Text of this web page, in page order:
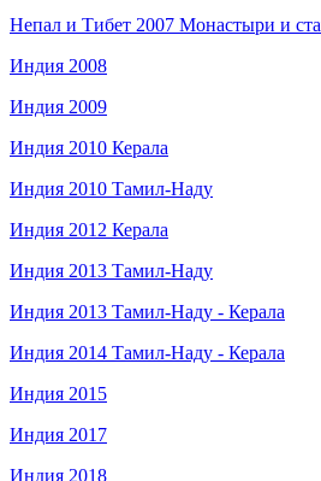
Непал и Тибет 2007 Монастыри и
Индия 2008
Индия 2009
Индия 2010 Керала
Индия 2010 Тамил-Наду
Индия 2012 Керала
Индия 2013 Тамил-Наду
Индия 2013 Тамил-Наду - Керала
Индия 2014 Тамил-Наду - Керала
Индия 2015
Индия 2017
Индия 2018